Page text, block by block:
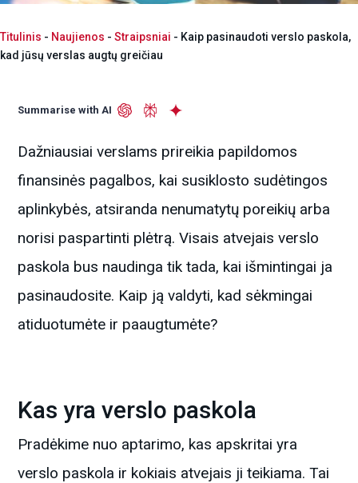
Titulinis - Naujienos - Straipsniai - Kaip pasinaudoti verslo paskola,
kad jūsų verslas augtų greičiau
Summarise with AI
Dažniausiai verslams prireikia papildomos
finansinės pagalbos, kai susiklosto sudėtingos
aplinkybės, atsiranda nenumatytų poreikių arba
norisi paspartinti plėtrą. Visais atvejais verslo
paskola bus naudinga tik tada, kai išmintingai ja
pasinaudosite. Kaip ją valdyti, kad sėkmingai
atiduotumėte ir paaugtumėte?
Kas yra verslo paskola
Pradėkime nuo aptarimo, kas apskritai yra
verslo paskola ir kokiais atvejais ji teikiama. Tai